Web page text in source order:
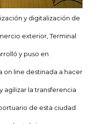
y digitalización de
exterior, Terminal
y puso en
on line destinada a hacer
agilizar la transferencia
de esta ciudad.